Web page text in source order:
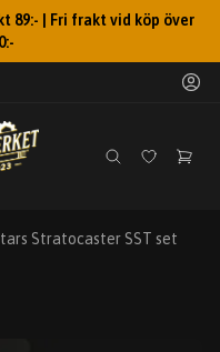
89:- | Fri frakt vid köp över
Stratocaster SST set